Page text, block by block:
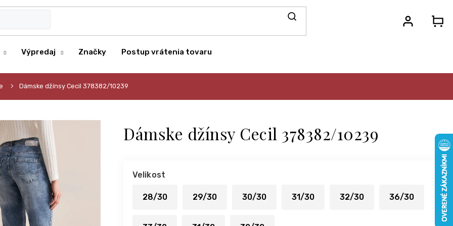
Výpredaj Značky Postup vrátenia tovaru
Dámske džínsy Cecil 378382/10239
Dámske džínsy Cecil 378382/10239
Velikost
28/30 29/30 30/30 31/30 32/30 36/30